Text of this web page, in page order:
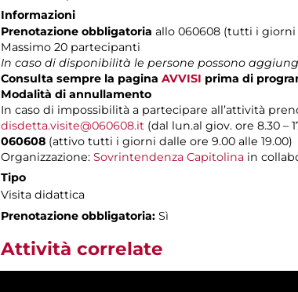
Informazioni
Prenotazione obbligatoria allo 060608 (tutti i giorni
Massimo 20 partecipanti
In caso di disponibilità le persone possono
Consulta sempre la pagina AVVISI prima di
Modalità di annullamento
In caso di impossibilità a partecipare all’attività
disdetta.visite@060608.it (dal lun.al giov. ore 8.30 –
060608 (attivo tutti i giorni dalle ore 9.00 alle 19.00)
Organizzazione: Sovrintendenza Capitolina in
Tipo
Visita didattica
Prenotazione obbligatoria: Sì
Attività correlate